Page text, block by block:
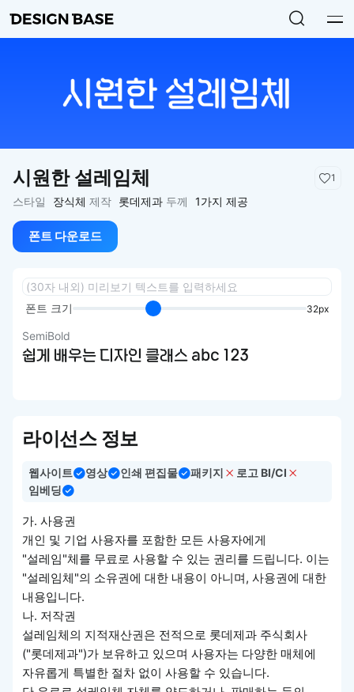
시원한 설레임체 1
스타일 장식체 제작 롯데제과 두께 1가지 제공
폰트 다운로드
폰트 크기 32px
SemiBold
쉽게 배우는 디자인 클래스 abc 123
라이선스 정보
웹사이트 영상 인쇄 편집물 패키지
로고 BI/CI
임베딩
가. 사용권
개인 및 기업 사용자를 포함한 모든 사용자에게
"설레임"체를 무료로 사용할 수 있는 권리를 드립니다. 이는
"설레임체"의 소유권에 대한 내용이 아니며, 사용권에 대한
내용입니다.
나. 저작권
설레임체의 지적재산권은 전적으로 롯데제과 주식회사
("롯데제과")가 보유하고 있으며 사용자는 다양한 매체에
자유롭게 특별한 절차 없이 사용할 수 있습니다.